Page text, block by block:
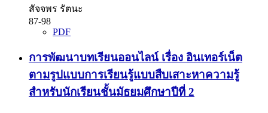
สัจจพร รัตนะ
87-98
PDF
การพัฒนาบทเรียนออนไลน์ เรื่อง อินเทอร์เน็ต
ตามรูปแบบการเรียนรู้แบบสืบเสาะหาความรู้
สำหรับนักเรียนชั้นมัธยมศึกษาปีที่ 2